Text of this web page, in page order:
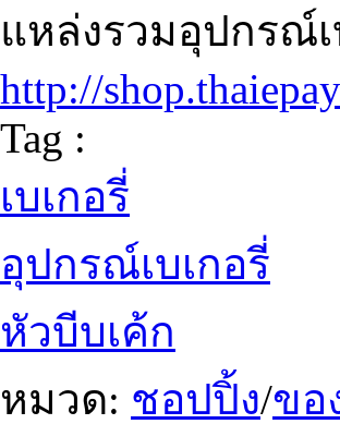
แหล่งรวมอุปกรณ์
http://
Tag :
เบเกอรี่
อุปกรณ์เบเกอรี่
หัวบีบเค้ก
หมวด: ชอปปิ้ง/ขอ